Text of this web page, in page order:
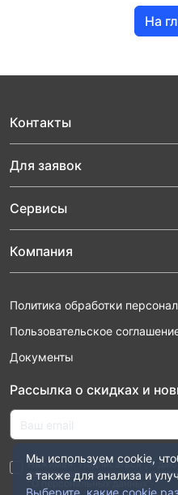
На
Контакты
Для заявок
Сервисы
Компания
Политика обработки
Пользовательское
Документы
Рассылка о скидках и
Нажимая “Подписаться”, я даю
персональных данных в
“О персональных данных”
Мы используем cookie,
а также для анализа и
Выберите, какие cookie